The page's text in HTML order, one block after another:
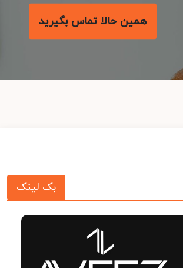
همین حالا تماس بگیرید
بک لینک